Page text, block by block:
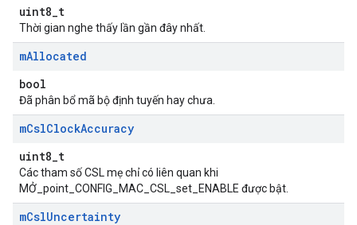
uint8_t
Thời gian nghe thấy lần gần đây nhất.
mAllocated
bool
Đã phân bổ mã bộ định tuyến hay chưa.
mCslClockAccuracy
uint8_t
Các tham số CSL mẹ chỉ có liên quan khi
MỞ_point_CONFIG_MAC_CSL_set_ENABLE được bật.
mCslUncertainty